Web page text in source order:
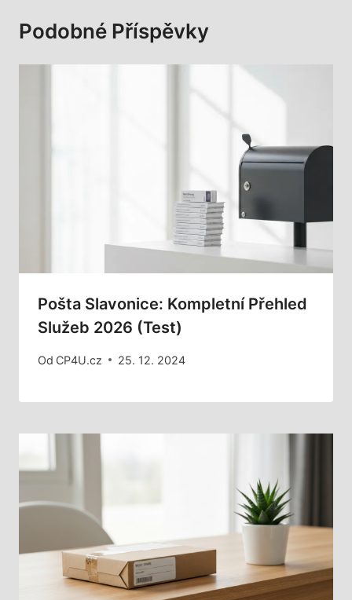
Podobné Příspěvky
Pošta Slavonice: Kompletní Přehled
Služeb 2026 (Test)
Od CP4U.cz 25. 12. 2024